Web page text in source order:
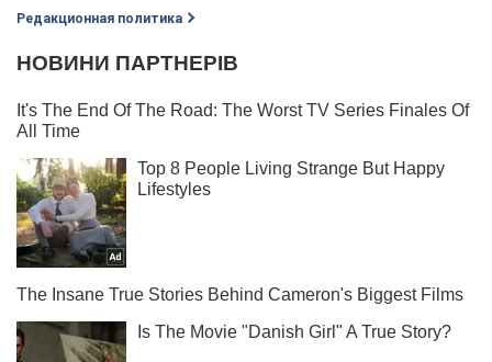
Редакционная политика